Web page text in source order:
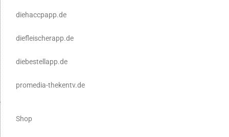
diehaccpapp.de
diefleischerapp.de
diebestellapp.de
promedia-thekentv.de
Shop